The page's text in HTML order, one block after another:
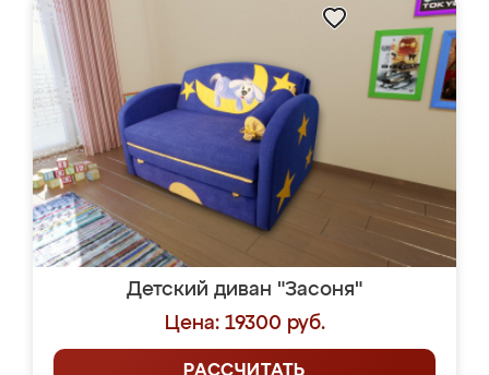
Детский диван "Засоня"
Цена: 19300 руб.